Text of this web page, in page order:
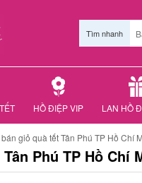
Tìm nhanh
HỒ ĐIỆP VIP LAN HỒ
giỏ quà tết Tân Phú TP Hồ Chí
Phú TP Hồ Chí